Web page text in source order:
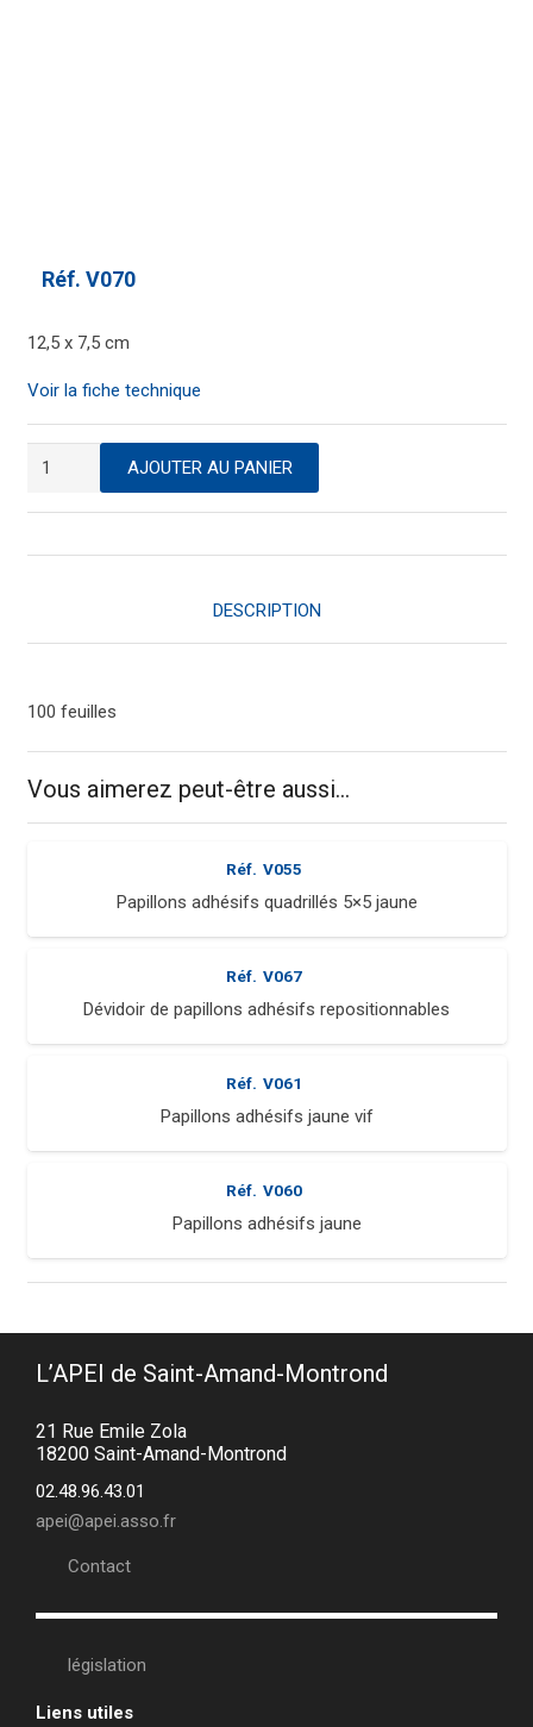
Réf. V070
12,5 x 7,5 cm
Voir la fiche technique
quantité
Papillons
AJOUTER AU PANIER
DESCRIPTION
100 feuilles
Vous aimerez peut-être aussi…
Réf. V055
Papillons adhésifs quadrillés 5×5 jaune
Réf. V067
Dévidoir de papillons adhésifs repositionnables
Réf. V061
Papillons adhésifs jaune vif
Réf. V060
Papillons adhésifs jaune
L’APEI de Saint-Amand-Montrond
21 Rue Emile Zola
18200 Saint-Amand-Montrond
02.48.96.43.01
apei@apei.asso.fr
Contact
législation
Liens utiles